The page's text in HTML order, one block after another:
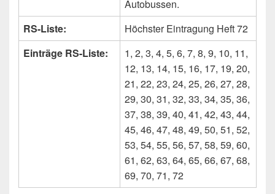
Autobussen.
RS-Liste:
Höchster Eintragung Heft 72
Einträge RS-Liste:
1, 2, 3, 4, 5, 6, 7, 8, 9, 10, 11,
12, 13, 14, 15, 16, 17, 19, 20,
21, 22, 23, 24, 25, 26, 27, 28,
29, 30, 31, 32, 33, 34, 35, 36,
37, 38, 39, 40, 41, 42, 43, 44,
45, 46, 47, 48, 49, 50, 51, 52,
53, 54, 55, 56, 57, 58, 59, 60,
61, 62, 63, 64, 65, 66, 67, 68,
69, 70, 71, 72